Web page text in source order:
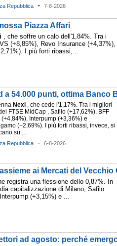
Repubblica - 7-8-2026
Piazza Affari
, che soffre un calo dell'1,84%. Tra i
(+8,85%), Revo Insurance (+4,37%),
I più forti ribassi,...
a 54.000 punti, ottima Banco
Nexi , che cede l'1,17%. Tra i migliori
FTSE MidCap , Safilo (+17,62%), BFF
(+4,84%), Interpump (+3,36%) e
(+2,69%). I più forti ribassi, invece, si
su ...
Repubblica - 6-8-2026
ai Mercati del Vecchio
registra una flessione dello 0,87%. In
capitalizzazione di Milano, Safilo
(+3,15%) e ...
ad agosto: perché